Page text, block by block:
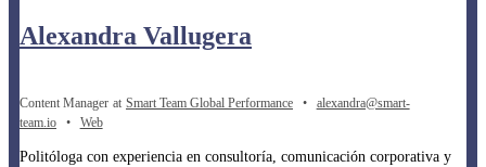
Alexandra Vallugera
Content Manager at Smart Team Global Performance •
alexandra@smart-
team.io
• Web
Politóloga con experiencia en consultoría, comunicación corporativa y